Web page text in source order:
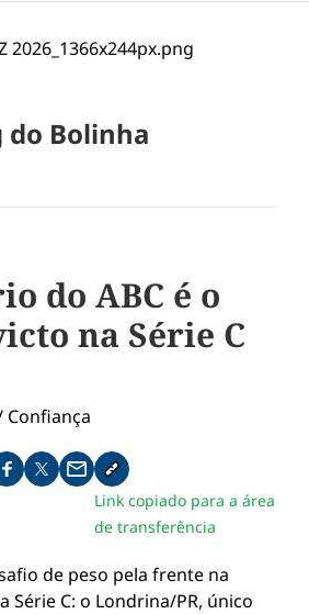
do Bolinha
do ABC é o
na Série C
pelo whatsapp
Compartilhar no facebook
Compartilhar no twitter
Compartilhe pelo email
Copiar link da notícia
Link copiado para a área
de transferência
de peso pela frente na
Série C: o Londrina/PR, único